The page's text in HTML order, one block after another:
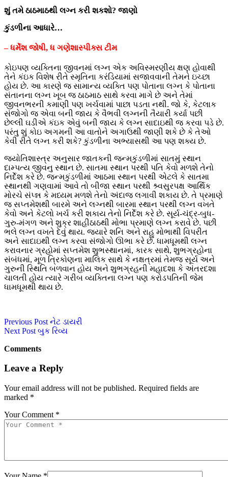
શું તમે ઠાઠમાઠથી લગ્ન કરી શકશો? જાણો
કુંડળીના આધારે…
– ધર્મેશ જોષી, ધ ગણેશાસ્પીક્સ ટીમ
કોઇપણ વ્યક્તિના જીવનમાં લગ્ન એક અવિસ્મરણીય ક્ષણ હોવાથી
તેને કંઇક વિશેષ રીતે સ્મૃતિના કરંડિયામાં સજાવવાની તેમને ઇચ્છા
હોય છે. આ કારણે જ સામાન્ય વ્યક્તિ પણ પોતાના લગ્ન કે પોતાના
સંતાનના લગ્ન ખૂબ જ ઠાઠમાઠ સાથે કરવા માગે છે અને તેમાં
જીવનભરની કમાણી પણ ખર્ચવામાં પાછા પડતા નથી. જો કે, કેટલાક
સંજોગો જ એવા બની જાય કે વૈભવી લગ્નની તૈયારી કર્યા પછી
છેલ્લી ઘડીએ કંઇક એવું બની જાય કે લગ્ન સાદાઇથી જ કરવા પડે છે.
પરંતુ શું કોઇ અગમની આ વાતોને અગાઉથી જાણી શકે છે કે તેઓ
કેવી રીતે લગ્ન કરી શકે? કુંડળીના અભ્યાસથી આ પણ શક્ય છે.
જ્યોતિશાસ્ત્ર અનુસાર જાતકની જન્મકુંડળીમાં સાતમું સ્થાન
દામ્પત્ય જીવનુ સ્થાન છે. સાતમા સ્થાન પરથી પતિ કેવો મળશે તેનો
નિર્દેશ કરે છે. જન્મકુંડળીમાં આઠમા સ્થાન પરથી એટલે કે સાતમા
સ્થાનથી ગણવામાં આવે તો બીજા સ્થાન પરથી શ્ર્વસુરપક્ષ આર્થિક
મોરચે સંપ્ન્ન કે મધ્યમ મળશે તેનો અંદાજ લગાવી શકાય છે. તે પ્રમાણે
જ સપ્તમેશથી બારમે અને લગ્નથી બારમા સ્થાન પરથી લગ્ન વખતે
કેવો અને કેટલો ખર્ચ કરી શકાય તેનો નિર્દેશ કરે છે. સૂર્ય-ચંદ્ર-બુધ-
ગુરુ-મંગળ અને શુક્ર શાહીઠાઠથી મોભા પ્રમાણે લગ્ન કરાવે છે. પછી
ભલે લગ્ન વખતે દેવું થાય. જ્યારે શનિ અને રાહુ મોભાથી વિપરીત
અને સાદાઇથી લગ્ન કરવા સંજોગો ઊભા કરે છે. ધામધૂમથી લગ્ન
કરાવનાર ગ્રહોમાં સપ્તમેશ શુભસ્થાનમાં, કારક સાથે, શુભગ્રહોના
સંબંધમાં, મૂળ ત્રિકોણના માલિક સાથે કે નક્ષત્રમાં તેમજ સૂર્ય અને
ગુરુની સ્થિતિ બળવાન હોય અને શુભગ્રહની મહાદશા કે અંતરદશા
ચાલતી હોય ત્યારે ગરીબ વ્યક્તિના લગ્ન પણ કરોડપતિની જેમ
ધામધૂમથી થાય છે.
Previous Post નેટ ડાયરી
Next Post બુક રિવ્ય
Comments
Leave a Reply
Your email address will not be published. Required fields are
marked *
Your Comment *